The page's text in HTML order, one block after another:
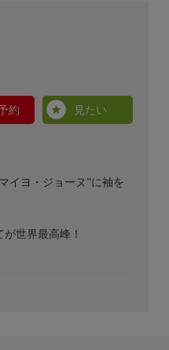
約
見たい
イヨ・ジョーヌ”に袖を
世界最高峰！